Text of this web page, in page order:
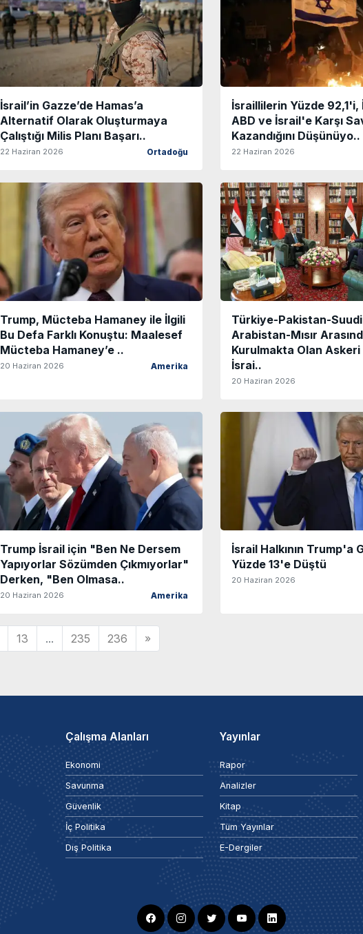
İsrail’in Gazze’de Hamas’a
Alternatif Olarak Oluşturmaya
Çalıştığı Milis Planı Başarı..
22 Haziran 2026 Ortadoğu
İsraillilerin Yüzde 92,1'i,
ABD ve İsrail'e Karşı
Kazandığını Düşünüyo..
22 Haziran 2026
Trump, Mücteba Hamaney ile İlgili
Bu Defa Farklı Konuştu: Maalesef
Mücteba Hamaney’e ..
20 Haziran 2026 Amerika
Türkiye-Pakistan-Suudi
Arabistan-Mısır
Kurulmakta Olan
İsrai..
20 Haziran 2026
Trump İsrail için "Ben Ne Dersem
Yapıyorlar Sözümden Çıkmıyorlar"
Derken, "Ben Olmasa..
20 Haziran 2026 Amerika
İsrail Halkının Trump'a
Yüzde 13'e Düştü
20 Haziran 2026
13 ... 235 236 »
Çalışma Alanları
Ekonomi
Savunma
Güvenlik
İç Politika
Dış Politika
Yayınlar
Rapor
Analizler
Kitap
Tüm Yayınlar
E-Dergiler